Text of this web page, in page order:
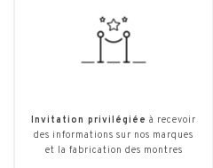
Invitation privilégiée à recevoir
des informations sur nos marques
et la fabrication des montres